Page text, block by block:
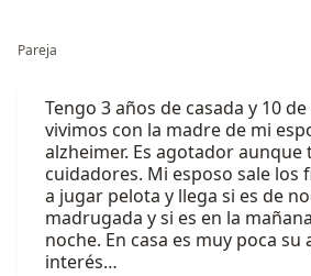
Pareja
Tengo 3 años de casada y 10
vivimos con la madre de mi
alzheimer. Es agotador aunque
cuidadores. Mi esposo sale los
a jugar pelota y llega si es de
madrugada y si es en la
noche. En casa es muy poca su
interés…